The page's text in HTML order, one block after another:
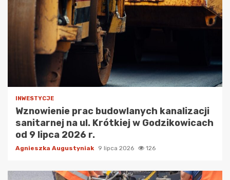
INWESTYCJE
Wznowienie prac budowlanych kanalizacji
sanitarnej na ul. Krótkiej w Godzikowicach
od 9 lipca 2026 r.
Agnieszka Augustyniak 9 lipca 2026 126